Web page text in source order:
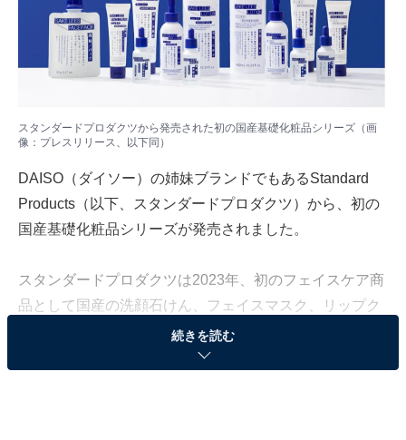
スタンダードプロダクツから発売された初の国産基礎化粧品シリーズ（画
像：プレスリリース、以下同）
DAISO（ダイソー）の姉妹ブランドでもあるStandard
Products（以下、スタンダードプロダクツ）から、初の
国産基礎化粧品シリーズが発売されました。
スタンダードプロダクツは2023年、初のフェイスケア商
品として国産の洗顔石けん、フェイスマスク、リップク
リーム、クレイソープを発売。筆者も愛用しています
が、今回は国産の基礎化粧品がシリーズ展開され、2025
続きを読む